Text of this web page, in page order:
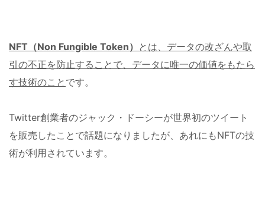
NFT（Non Fungible Token） とは、データの改ざんや取
引の不正を防止することで、 データに唯一の価値をもたら
す技術のこと です。
Twitter創業者のジャック・ドーシーが世界初のツイート
を販売したことで話題になりましたが、あれにもNFTの技
術が利用されています。